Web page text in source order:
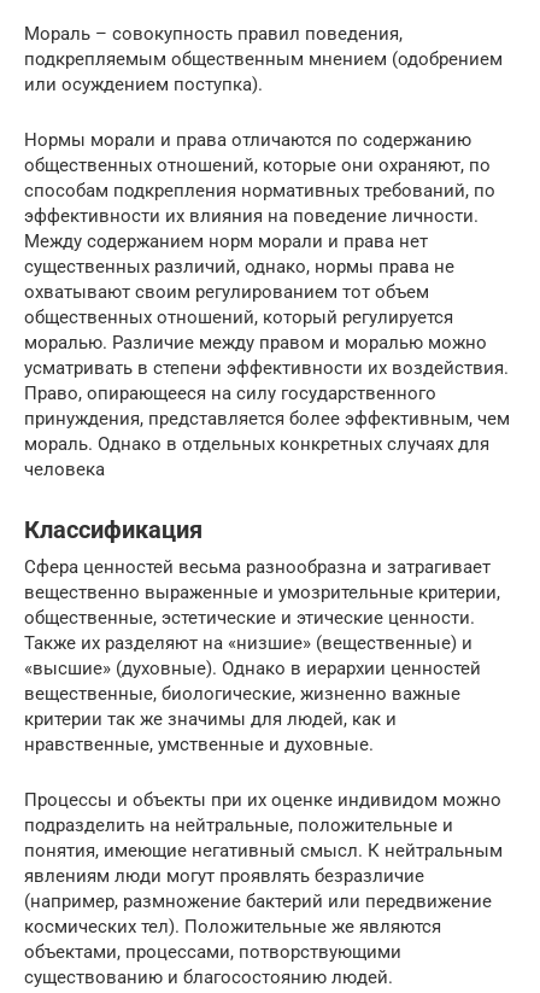
Мораль – совокупность правил поведения,
подкрепляемым общественным мнением (одобрением
или осуждением поступка).
Нормы морали и права отличаются по содержанию
общественных отношений, которые они охраняют, по
способам подкрепления нормативных требований, по
эффективности их влияния на поведение личности.
Между содержанием норм морали и права нет
существенных различий, однако, нормы права не
охватывают своим регулированием тот объем
общественных отношений, который регулируется
моралью. Различие между правом и моралью можно
усматривать в степени эффективности их воздействия.
Право, опирающееся на силу государственного
принуждения, представляется более эффективным, чем
мораль. Однако в отдельных конкретных случаях для
человека
Классификация
Сфера ценностей весьма разнообразна и затрагивает
вещественно выраженные и умозрительные критерии,
общественные, эстетические и этические ценности.
Также их разделяют на «низшие» (вещественные) и
«высшие» (духовные). Однако в иерархии ценностей
вещественные, биологические, жизненно важные
критерии так же значимы для людей, как и
нравственные, умственные и духовные.
Процессы и объекты при их оценке индивидом можно
подразделить на нейтральные, положительные и
понятия, имеющие негативный смысл. К нейтральным
явлениям люди могут проявлять безразличие
(например, размножение бактерий или передвижение
космических тел). Положительные же являются
объектами, процессами, потворствующими
существованию и благосостоянию людей.